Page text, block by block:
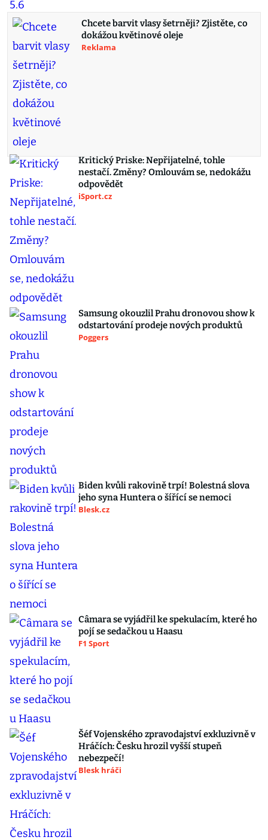
Chcete barvit vlasy šetrněji? Zjistěte, co
dokážou květinové oleje
Reklama
Kritický Priske: Nepřijatelné, tohle
nestačí. Změny? Omlouvám se, nedokážu
odpovědět
iSport.cz
Samsung okouzlil Prahu dronovou show k
odstartování prodeje nových produktů
Poggers
Biden kvůli rakovině trpí! Bolestná slova
jeho syna Huntera o šířící se nemoci
Blesk.cz
Câmara se vyjádřil ke spekulacím, které ho
pojí se sedačkou u Haasu
F1 Sport
Šéf Vojenského zpravodajství exkluzivně v
Hráčích: Česku hrozil vyšší stupeň
nebezpečí!
Blesk hráči